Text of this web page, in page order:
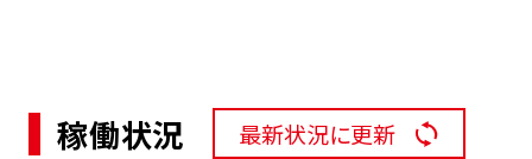
稼働状況 最新状況に更新